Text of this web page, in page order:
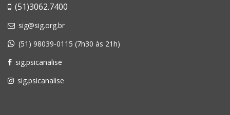
(51)3062.7400
sig@sig.org.br
(51) 98039-0115 (7h30 às 21h)
sig.psicanalise
sig.psicanalise